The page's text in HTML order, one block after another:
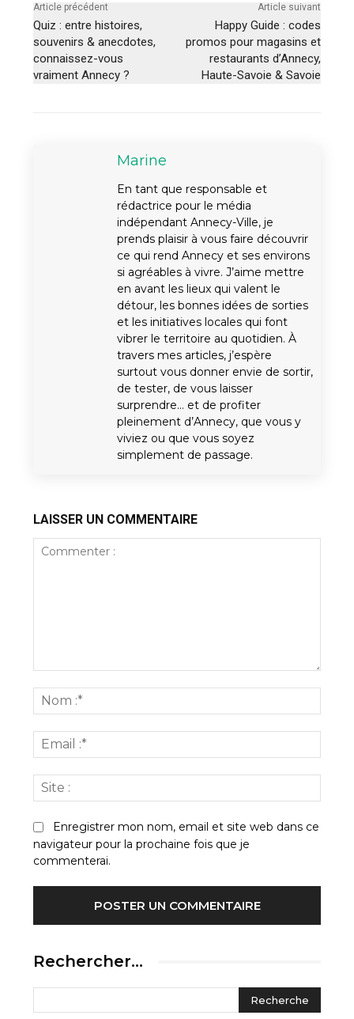
Article précédent
Quiz : entre histoires,
souvenirs & anecdotes,
connaissez-vous
vraiment Annecy ?
Article suivant
Happy Guide : codes
promos pour magasins et
restaurants d’Annecy,
Haute-Savoie & Savoie
Marine
En tant que responsable et
rédactrice pour le média
indépendant Annecy-Ville, je
prends plaisir à vous faire découvrir
ce qui rend Annecy et ses environs
si agréables à vivre. J’aime mettre
en avant les lieux qui valent le
détour, les bonnes idées de sorties
et les initiatives locales qui font
vibrer le territoire au quotidien. À
travers mes articles, j’espère
surtout vous donner envie de sortir,
de tester, de vous laisser
surprendre… et de profiter
pleinement d’Annecy, que vous y
viviez ou que vous soyez
simplement de passage.
LAISSER UN COMMENTAIRE
:*
:*
:
Enregistrer mon nom, email et site web dans ce
navigateur pour la prochaine fois que je
commenterai.
Rechercher…